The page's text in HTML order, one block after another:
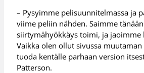
– Pysyimme pelisuunnitelmassa ja
viime peliin nähden. Saimme
siirtymähyökkäys toimi, ja jaoimme
Vaikka olen ollut sivussa
tuoda kentälle parhaan version
Patterson.